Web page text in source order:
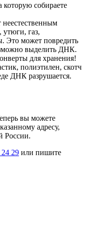
которую собираете
газ,
Это может повредить
выделить ДНК.
для хранения!
полиэтилен, скотч
ДНК разрушается.
вы можете
адресу,
России.
29 или пишите